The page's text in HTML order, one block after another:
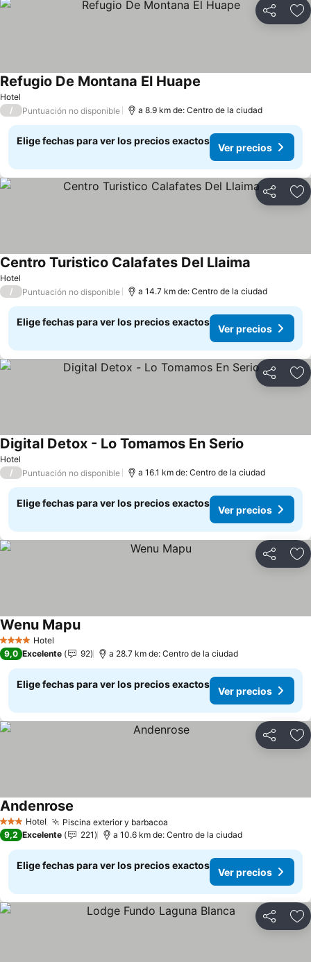
Compartir
Hotel
Refugio De Montana El Huape
/ Puntuación no disponible a 8.9 km de: Centro de la ciudad
Elige fechas para ver los precios exactos
Ver precios
Compartir
Hotel
Centro Turistico Calafates Del Llaima
/ Puntuación no disponible a 14.7 km de: Centro de la ciudad
Elige fechas para ver los precios exactos
Ver precios
Compartir
Hotel
Digital Detox - Lo Tomamos En Serio
/ Puntuación no disponible a 16.1 km de: Centro de la ciudad
Elige fechas para ver los precios exactos
Ver precios
Compartir
4 EstrellasHotel
Wenu MapuVer precios
9,0 Excelente 92 a 28.7 km de: Centro de la ciudad
Elige fechas para ver los precios exactos
Ver precios
Compartir
3 Estrellas
Hotel Piscina exterior y barbacoa
Andenrose
9,2 Excelente 221 a 10.6 km de: Centro de la ciudad
Elige fechas para ver los precios exactos
Ver precios
Compartir